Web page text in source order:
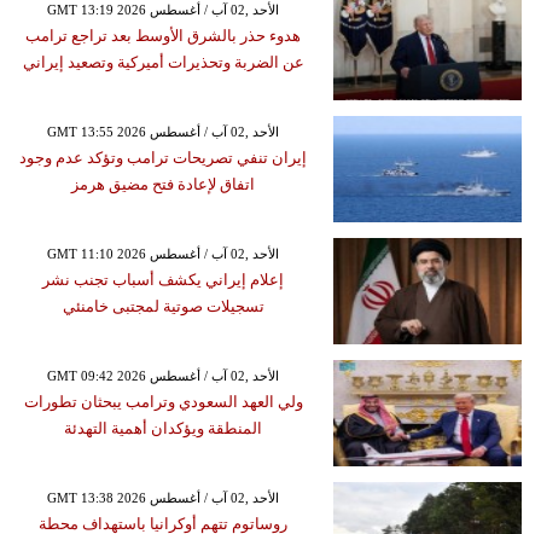
GMT 13:19 2026 الأحد ,02 آب / أغسطس
هدوء حذر بالشرق الأوسط بعد تراجع ترامب
عن الضربة وتحذيرات أميركية وتصعيد إيراني
GMT 13:55 2026 الأحد ,02 آب / أغسطس
إيران تنفي تصريحات ترامب وتؤكد عدم وجود
اتفاق لإعادة فتح مضيق هرمز
GMT 11:10 2026 الأحد ,02 آب / أغسطس
إعلام إيراني يكشف أسباب تجنب نشر
تسجيلات صوتية لمجتبى خامنئي
GMT 09:42 2026 الأحد ,02 آب / أغسطس
ولي العهد السعودي وترامب يبحثان تطورات
المنطقة ويؤكدان أهمية التهدئة
GMT 13:38 2026 الأحد ,02 آب / أغسطس
روساتوم تتهم أوكرانيا باستهداف محطة